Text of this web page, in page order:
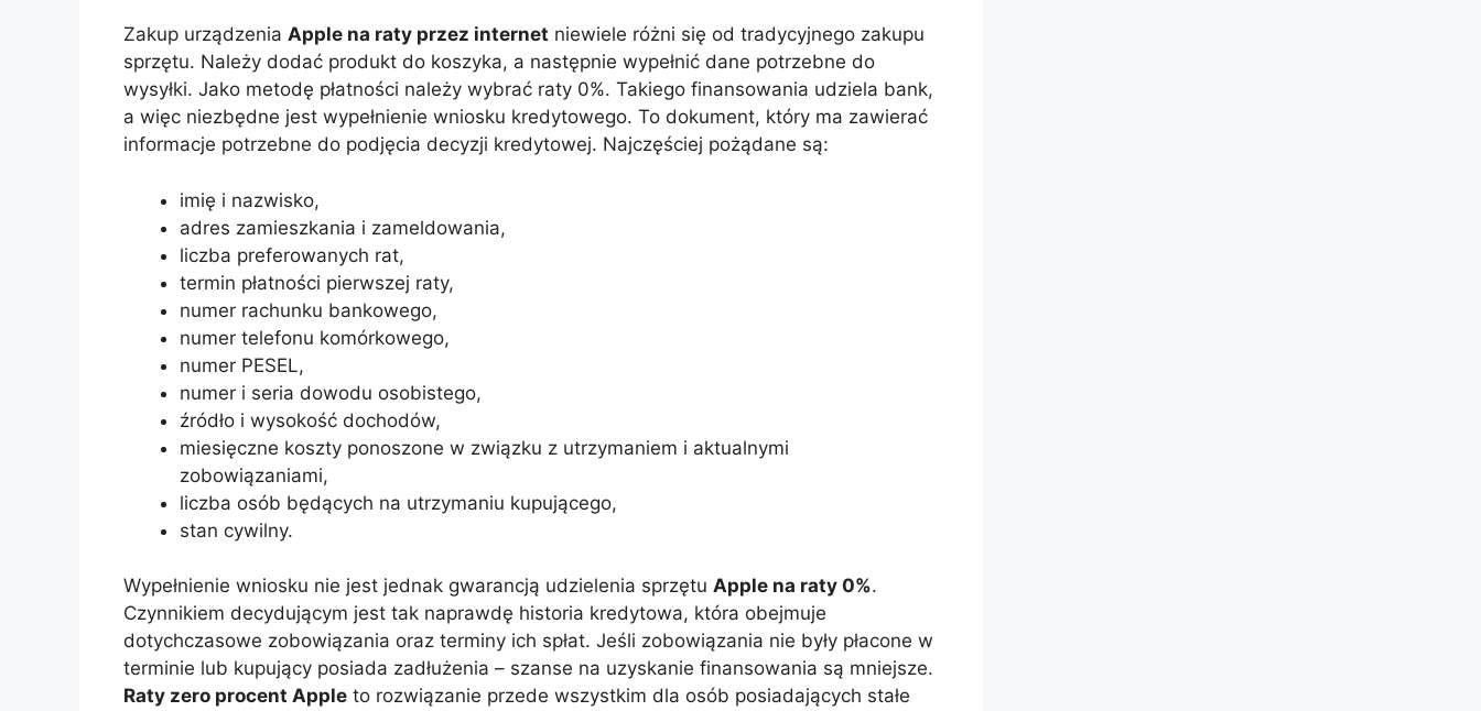
Zakup urządzenia Apple na raty przez internet niewiele różni się od tradycyjnego zakupu
sprzętu. Należy dodać produkt do koszyka, a następnie wypełnić dane potrzebne do
wysyłki. Jako metodę płatności należy wybrać raty 0%. Takiego finansowania udziela bank,
a więc niezbędne jest wypełnienie wniosku kredytowego. To dokument, który ma zawierać
informacje potrzebne do podjęcia decyzji kredytowej. Najczęściej pożądane są:
imię i nazwisko,
adres zamieszkania i zameldowania,
liczba preferowanych rat,
termin płatności pierwszej raty,
numer rachunku bankowego,
numer telefonu komórkowego,
numer PESEL,
numer i seria dowodu osobistego,
źródło i wysokość dochodów,
miesięczne koszty ponoszone w związku z utrzymaniem i aktualnymi
zobowiązaniami,
liczba osób będących na utrzymaniu kupującego,
stan cywilny.
Wypełnienie wniosku nie jest jednak gwarancją udzielenia sprzętu Apple na raty 0%.
Czynnikiem decydującym jest tak naprawdę historia kredytowa, która obejmuje
dotychczasowe zobowiązania oraz terminy ich spłat. Jeśli zobowiązania nie były płacone w
terminie lub kupujący posiada zadłużenia – szanse na uzyskanie finansowania są mniejsze.
Raty zero procent Apple to rozwiązanie przede wszystkim dla osób posiadających stałe